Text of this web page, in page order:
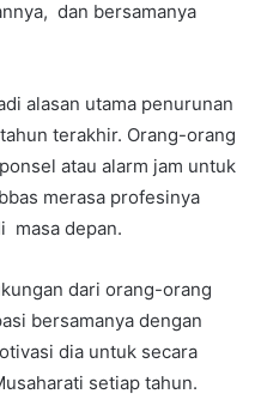
dan bersamanya
alasan utama penurunan
terakhir. Orang-orang
atau alarm jam untuk
merasa profesinya
masa depan.
dari orang-orang
bersamanya dengan
dia untuk secara
setiap tahun.